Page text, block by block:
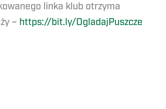
linka klub otrzyma
– https://bit.ly/OgladajPuszcze